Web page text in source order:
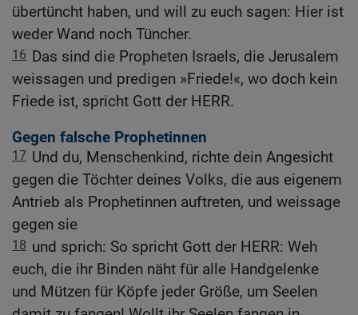
übertüncht haben, und will zu euch sagen: Hier ist
weder Wand noch Tüncher.
16 Das sind die Propheten Israels, die Jerusalem
weissagen und predigen »Friede!«, wo doch kein
Friede ist, spricht Gott der HERR.
Gegen falsche Prophetinnen
17 Und du, Menschenkind, richte dein Angesicht
gegen die Töchter deines Volks, die aus eigenem
Antrieb als Prophetinnen auftreten, und weissage
gegen sie
18 und sprich: So spricht Gott der HERR: Weh
euch, die ihr Binden näht für alle Handgelenke
und Mützen für Köpfe jeder Größe, um Seelen